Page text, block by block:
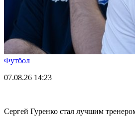
Футбол
07.08.26 14:23
Сергей Гуренко стал лучшим